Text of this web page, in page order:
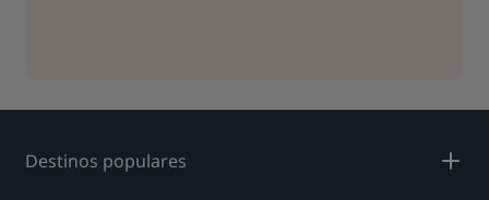
Destinos populares